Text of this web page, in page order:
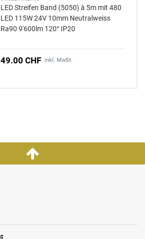
LED Streifen Band (5050) à 5m mit 480
LED 115W 24V 10mm Neutralweiss
Ra90 9'600lm 120° IP20
49.00 CHF inkl. MwSt.